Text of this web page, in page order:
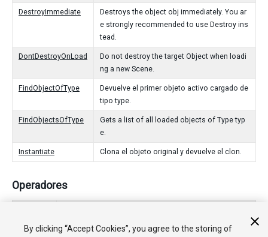
DestroyImmediate
Destroys the object obj immediately. You ar
e strongly recommended to use Destroy ins
tead.
DontDestroyOnLoad
Do not destroy the target Object when loadi
ng a new Scene.
FindObjectOfType
Devuelve el primer objeto activo cargado de
tipo type.
FindObjectsOfType
Gets a list of all loaded objects of Type typ
e.
Instantiate Clona el objeto original y devuelve el clon.
Operadores
operator Compare si dos objetos se refieren a un objeto diferen
By clicking “Accept Cookies”, you agree to the storing of